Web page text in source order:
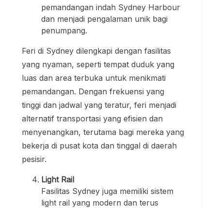
pemandangan indah Sydney Harbour
dan menjadi pengalaman unik bagi
penumpang.
Feri di Sydney dilengkapi dengan fasilitas
yang nyaman, seperti tempat duduk yang
luas dan area terbuka untuk menikmati
pemandangan. Dengan frekuensi yang
tinggi dan jadwal yang teratur, feri menjadi
alternatif transportasi yang efisien dan
menyenangkan, terutama bagi mereka yang
bekerja di pusat kota dan tinggal di daerah
pesisir.
Light Rail
Fasilitas Sydney juga memiliki sistem
light rail yang modern dan terus